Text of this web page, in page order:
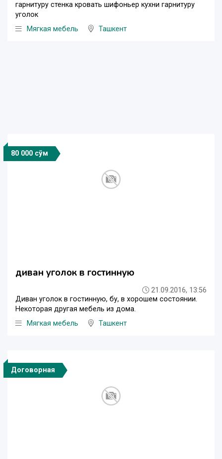
гарнитуру стенка кровать шифоньер кухни гарнитуру
уголок
Мягкая мебель
Ташкент
80 000 сўм
диван уголок в гостинную
21.09.2016, 13:56
Диван уголок в гостинную, бу, в хорошем состоянии.
Некоторая другая мебель из дома.
Мягкая мебель
Ташкент
Договорная